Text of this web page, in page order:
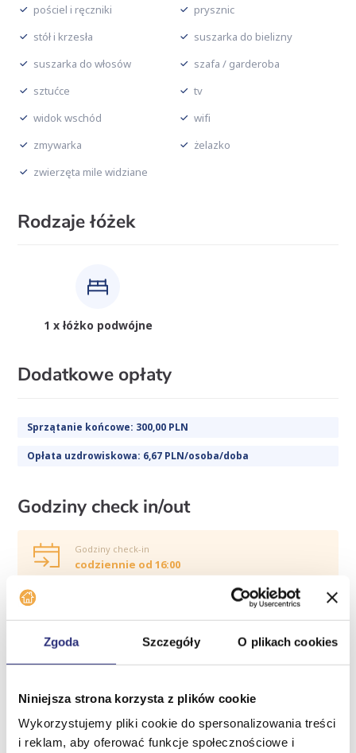
Zgoda Szczegóły O plikach cookies
Niniejsza strona korzysta z plików cookie
Wykorzystujemy pliki cookie do spersonalizowania treści
i reklam, aby oferować funkcje społecznościowe i
pościel i ręczniki
prysznic
stół i krzesła
suszarka do bielizny
suszarka do włosów
szafa / garderoba
sztućce
tv
widok wschód
wifi
zmywarka
żelazko
zwierzęta mile widziane
Rodzaje łóżek
1 x łóżko podwójne
Dodatkowe opłaty
Sprzątanie końcowe: 300,00 PLN
Opłata uzdrowiskowa: 6,67 PLN/osoba/doba
Godziny check in/out
Godziny check-in
codziennie od 16:00
Parking: